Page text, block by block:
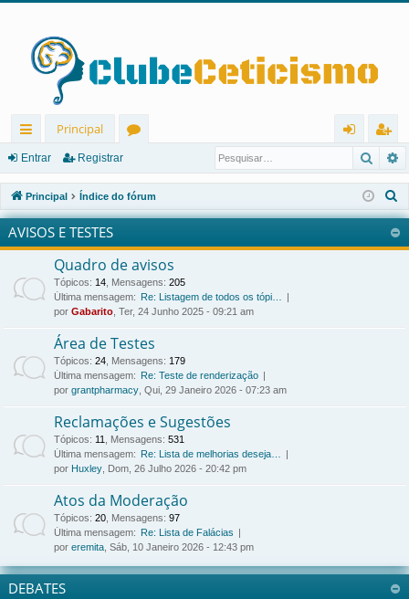
in
ks
rá
pi
os
Principal
u
ns
ra
r
eg
ist
ra
Entrar Registrar
Principal Índice do fórum
e
s
AVISOS E TESTES
Quadro de avisos
Tópicos: 14, Mensagens: 205
Última mensagem:
Re: Listagem de todos os tópi…
por Gabarito, Ter, 24 Junho 2025 - 09:21 am
Área de Testes
Tópicos: 24, Mensagens: 179
Última mensagem:
Re: Teste de renderização
por grantpharmacy, Qui, 29 Janeiro 2026 - 07:23 am
Reclamações e Sugestões
Tópicos: 11, Mensagens: 531
Última mensagem:
Re: Lista de melhorias deseja…
por Huxley, Dom, 26 Julho 2026 - 20:42 pm
Atos da Moderação
Tópicos: 20, Mensagens: 97
Última mensagem:
Re: Lista de Falácias
por eremita, Sáb, 10 Janeiro 2026 - 12:43 pm
DEBATES